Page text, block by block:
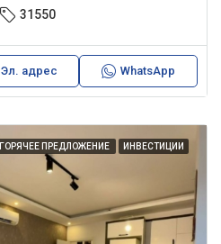
31550
Эл. адрес WhatsApp
ГОРЯЧЕЕ ПРЕДЛОЖЕНИЕ ИНВЕСТИЦИИ